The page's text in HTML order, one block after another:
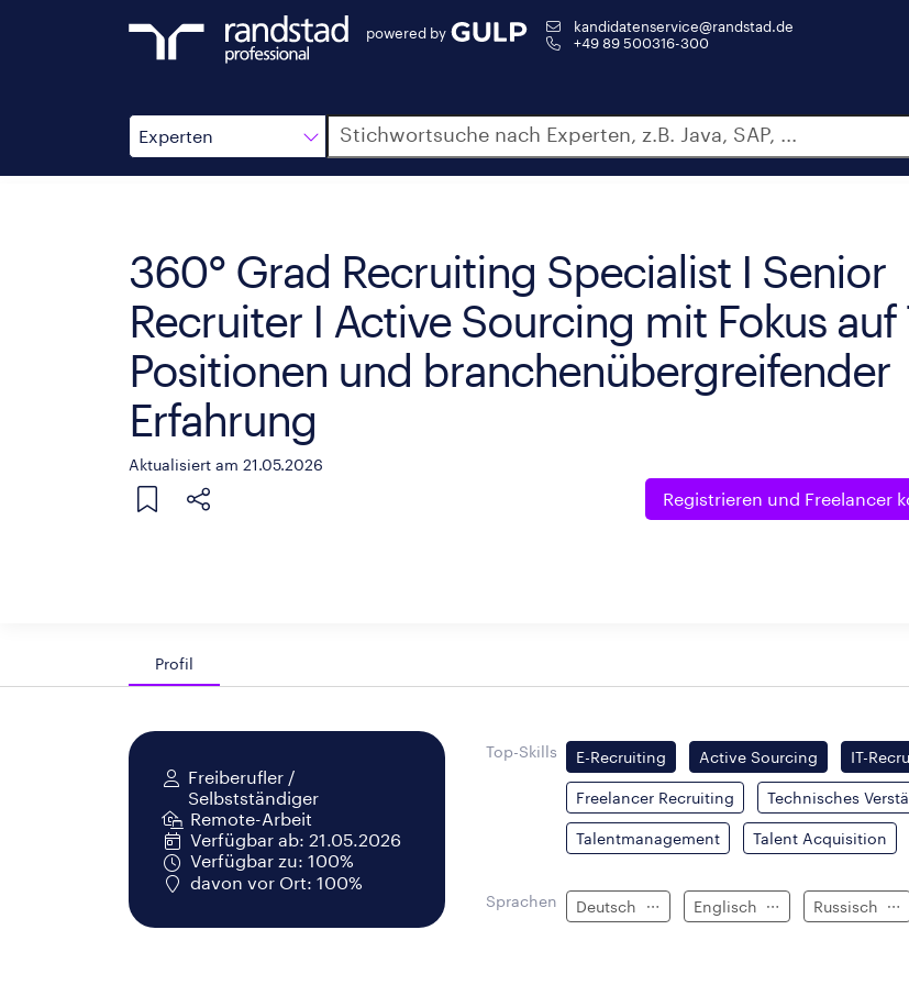
powered by
kandidatenservice@randstad.de
+49 89 500316-300
Experten
Suche
360° Grad Recruiting Specialist I Senior
Recruiter I Active Sourcing mit Fokus auf
Positionen und branchenübergreifender
Erfahrung
Aktualisiert am 21.05.2026
Registrieren und Freelancer
Profil
Freiberufler /
Selbstständiger
Remote-Arbeit
Verfügbar ab: 21.05.2026
Verfügbar zu: 100%
davon vor Ort: 100%
Top-Skills E-Recruiting Active Sourcing IT-
Freelancer Recruiting Technisches
Talentmanagement Talent Acquisition
Sprachen Deutsch Englisch Russisch